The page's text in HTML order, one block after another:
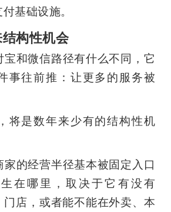
基础设施。
构性机会
宝和微信路径有什么不同，它
事往前推：让更多的服务被
将是数年来少有的结构性机
的经营半径基本被固定入口
在哪里，取决于它有没有
店，或者能不能在外卖、本